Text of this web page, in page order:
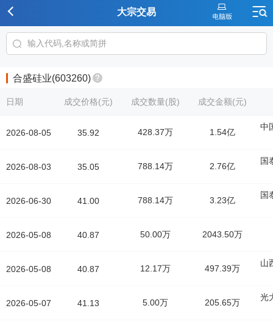
大宗交易
合盛硅业(603260)
日期
2026-08-05
2026-08-03
2026-06-30
2026-05-08
2026-05-08
2026-05-07
成交价格(元) 成交数量(股) 成交金额(元)
35.92 428.37万 1.54亿
中
35.05 788.14万 2.76亿
国
41.00 788.14万 3.23亿
国
40.87 50.00万 2043.50万
40.87 12.17万 497.39万
山
41.13 5.00万 205.65万
光